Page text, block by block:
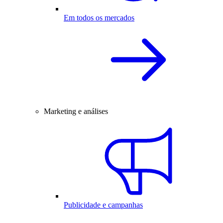
Em todos os mercados
Marketing e análises
Publicidade e campanhas